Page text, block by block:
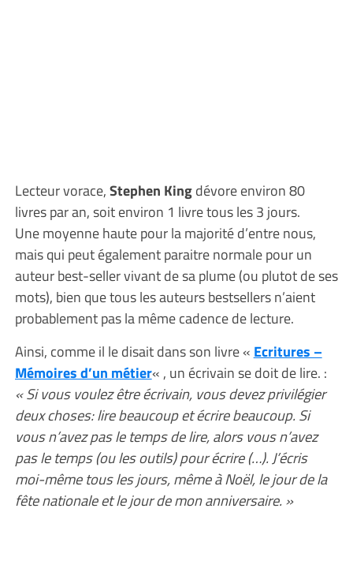
Lecteur vorace,Stephen Kingdévore environ 80
livres par an, soit environ 1 livre tous les 3 jours.
Une moyenne haute pour la majorité d’entre nous,
mais qui peut également paraitre normale pour un
auteur best-seller vivant de sa plume (ou plutot de ses
mots), bien que tous les auteurs bestsellers n’aient
probablement pas la même cadence de lecture.
Ainsi, comme il le disait dans son livre « Ecritures –
Mémoires d’un métier« , un écrivain se doit de lire. :
« Si vous voulez être écrivain, vous devez privilégier
deux choses: lire beaucoup et écrire beaucoup. Si
vous n’avez pas le temps de lire, alors vous n’avez
pas le temps (ou les outils) pour écrire (…). J’écris
moi-même tous les jours, même à Noël, le jour de la
fête nationale et le jour de mon anniversaire. »